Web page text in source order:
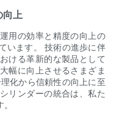
向上
用の効率と精度の向上の
います。 技術の進歩に伴
ける革新的な製品として
幅に向上させるさまざま
化から信頼性の向上に至
リンダーの統合は、私た